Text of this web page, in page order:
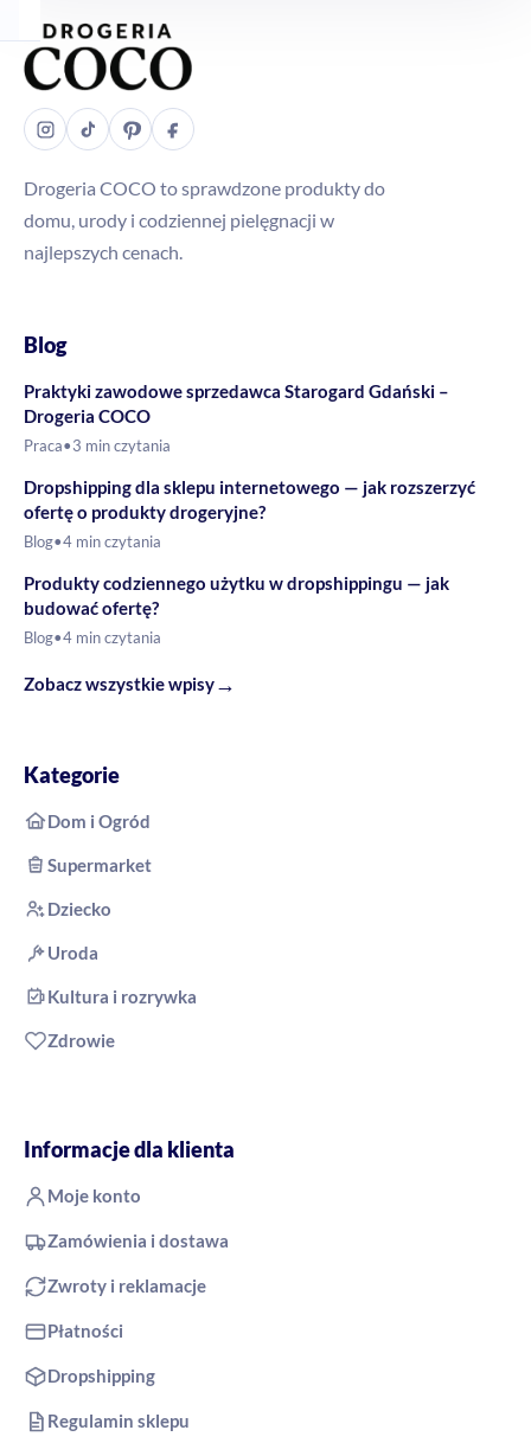
Drogeria COCO to sprawdzone produkty do
domu, urody i codziennej pielęgnacji w
najlepszych cenach.
Blog
Praktyki zawodowe sprzedawca Starogard Gdański –
Drogeria COCO
Praca•3 min czytania
Dropshipping dla sklepu internetowego — jak rozszerzyć
ofertę o produkty drogeryjne?
Blog•4 min czytania
Produkty codziennego użytku w dropshippingu — jak
budować ofertę?
Blog•4 min czytania
Zobacz wszystkie wpisy→
Kategorie
Dom i Ogród
Supermarket
Dziecko
Uroda
Kultura i rozrywka
Zdrowie
Informacje dla klienta
Moje konto
Zamówienia i dostawa
Zwroty i reklamacje
Płatności
Dropshipping
Regulamin sklepu